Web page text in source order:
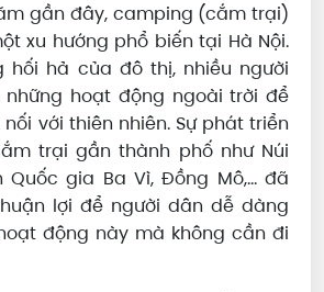
gần đây, camping (cắm trại)
xu hướng phổ biến tại Hà Nội.
hối hả của đô thị, nhiều người
hoạt động ngoài trời để
với thiên nhiên. Sự phát triển
trại gần thành phố như Núi
Quốc gia Ba Vì, Đồng Mô,... đã
lợi để người dân dễ dàng
động này mà không cần đi